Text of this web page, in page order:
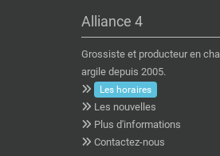
Alliance 4
Grossiste et producteur en
argile depuis 2005.
Les horaires
Les nouvelles
Plus d'informations
Contactez-nous